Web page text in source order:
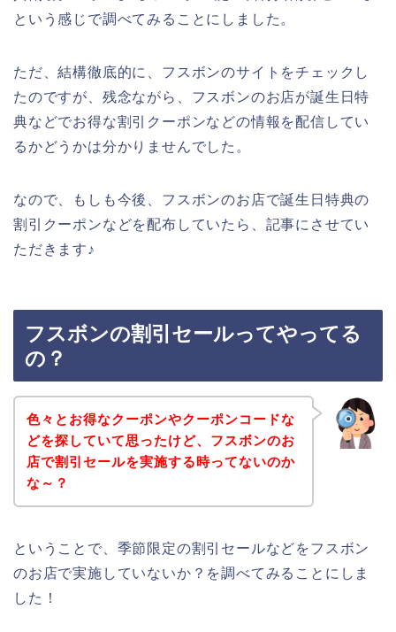
という感じで調べてみることにしました。
ただ、結構徹底的に、フスボンのサイトをチェックし
たのですが、残念ながら、フスボンのお店が誕生日特
典などでお得な割引クーポンなどの情報を配信してい
るかどうかは分かりませんでした。
なので、もしも今後、フスボンのお店で誕生日特典の
割引クーポンなどを配布していたら、記事にさせてい
ただきます♪
フスボンの割引セールってやってる
の？
色々とお得なクーポンやクーポンコードな
どを探していて思ったけど、フスボンのお
店で割引セールを実施する時ってないのか
な～？
ということで、季節限定の割引セールなどをフスボン
のお店で実施していないか？を調べてみることにしま
した！